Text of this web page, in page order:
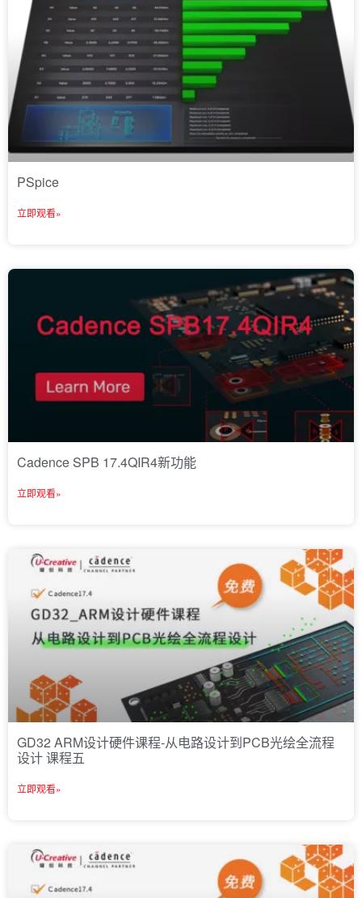
PSpice
立即观看»
Cadence SPB 17.4QIR4新功能
立即观看»
GD32 ARM设计硬件课程-从电路设计到PCB光绘全流程
设计 课程五
立即观看»